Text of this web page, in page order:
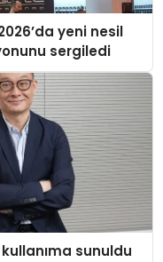
yeni nesil
sergiledi
sunuldu